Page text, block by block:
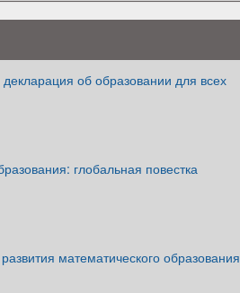
об образовании для всех
глобальная повестка
математического образования